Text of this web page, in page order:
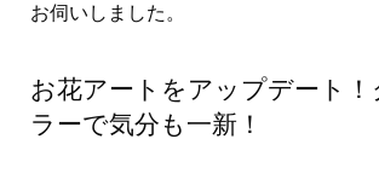
お伺いしました。
お花アートをアップデート！
ラーで気分も一新！